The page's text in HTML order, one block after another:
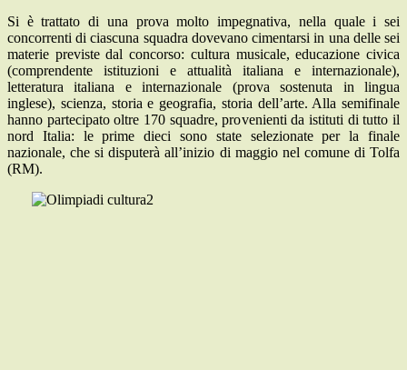
Si è trattato di una prova molto impegnativa, nella quale i sei
concorrenti di ciascuna squadra dovevano cimentarsi in una delle sei
materie previste dal concorso: cultura musicale, educazione civica
(comprendente istituzioni e attualità italiana e internazionale),
letteratura italiana e internazionale (prova sostenuta in lingua
inglese), scienza, storia e geografia, storia dell’arte. Alla semifinale
hanno partecipato oltre 170 squadre, provenienti da istituti di tutto il
nord Italia: le prime dieci sono state selezionate per la finale
nazionale, che si disputerà all’inizio di maggio nel comune di Tolfa
(RM).